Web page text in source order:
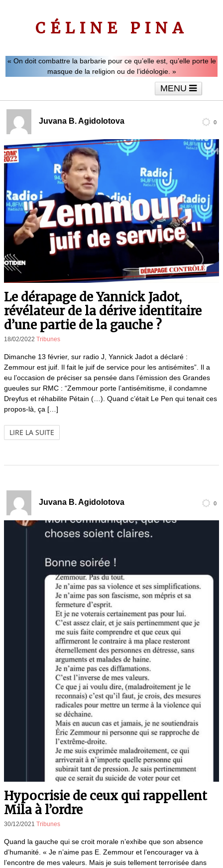
CÉLINE PINA
« On doit combattre la barbarie pour ce qu’elle est, qu’elle porte le
masque de la religion ou de l’idéologie. »
MENU
Interviews Vidéos Articles
Juvana B. Agidolotova 0
Le dérapage de Yannick Jadot,
révélateur de la dérive identitaire
d’une partie de la gauche ?
18/02/2022 Tribunes
Dimanche 13 février, sur radio J, Yannick Jadot a déclaré :
Zemmour est juif. Il fait le juif de service pour les antisémites”. Il a
eu l’occasion de préciser sa pensée dans l’émission des Grandes
gueules sur RMC : “Zemmour porte l’antisémitisme, il condamne
Dreyfus et réhabilite Pétain (…). Quand c’était Le Pen qui tenait ces
propos-là, ça […]
LIRE LA SUITE
Juvana B. Agidolotova 0
Hypocrisie de ceux qui rappellent
Mila à l’ordre
30/12/2021 Tribunes
Quand la gauche qui se croit morale n’exhibe que son absence
d’humanité. « Je n’aime pas E. Zemmour et l’encourager va à
l’encontre de mes valeurs. Mais je suis tellement terrorisée dans